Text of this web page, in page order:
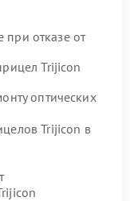
при отказе от
Trijicon
оптических
Trijicon в